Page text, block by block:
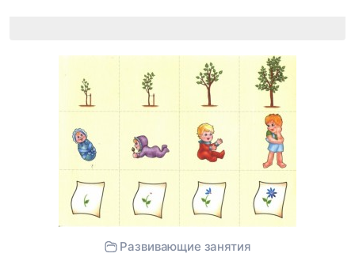
Развивающие занятия